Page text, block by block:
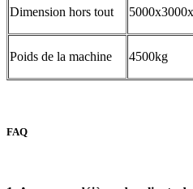
Dimension hors tout
Poids de la machine 4500kg
FAQ